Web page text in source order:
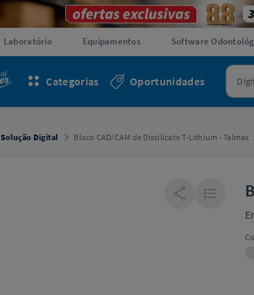
Laboratório Equipamentos Software
Oportunidades
Categorias
Solução Digital Bloco CAD/CAM de Dissilicato T-Lithium - Talmax